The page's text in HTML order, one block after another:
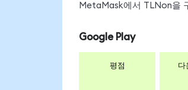
MetaMask에서 TLNon을
Google Play
평점 다